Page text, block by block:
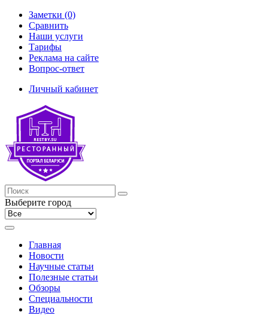
Заметки (0)
Сравнить
Наши услуги
Тарифы
Реклама на сайте
Вопрос-ответ
Личный кабинет
Выберите город
Главная
Новости
Научные статьи
Полезные статьи
Обзоры
Специальности
Видео